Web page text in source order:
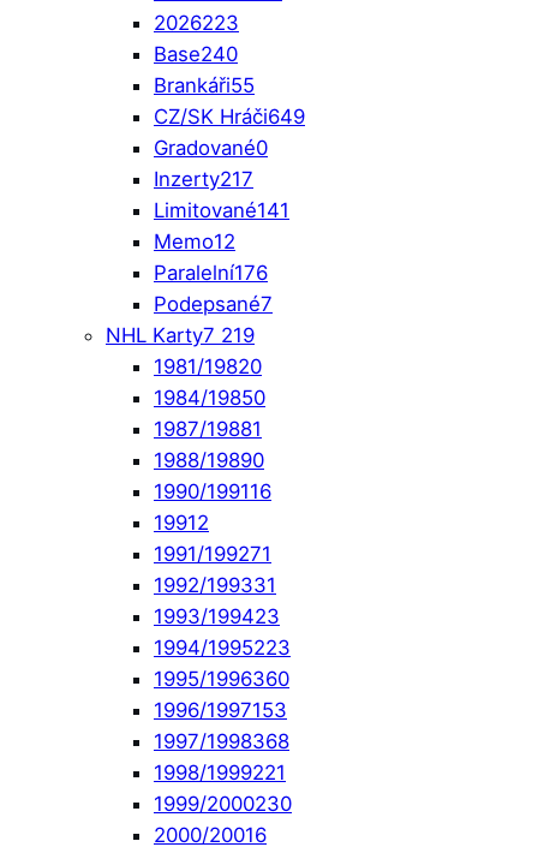
2026223
Base240
Brankáři55
CZ/SK Hráči649
Gradované0
Inzerty217
Limitované141
Memo12
Paralelní176
Podepsané7
NHL Karty7 219
1981/19820
1984/19850
1987/19881
1988/19890
1990/199116
19912
1991/199271
1992/199331
1993/199423
1994/1995223
1995/1996360
1996/1997153
1997/1998368
1998/1999221
1999/2000230
2000/20016